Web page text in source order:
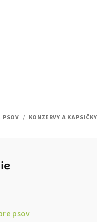
PSOV / KONZERVY A KAPSIČKY
psov